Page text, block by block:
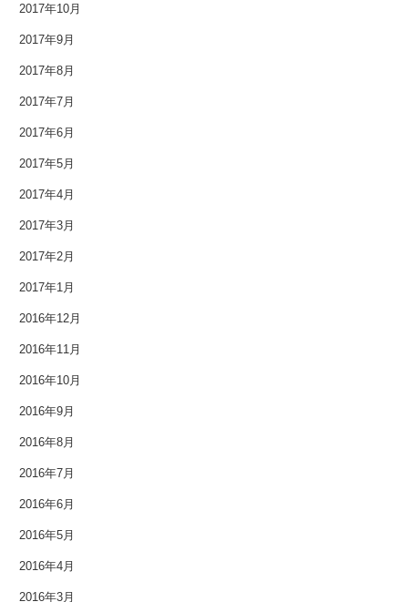
2017年10月
2017年9月
2017年8月
2017年7月
2017年6月
2017年5月
2017年4月
2017年3月
2017年2月
2017年1月
2016年12月
2016年11月
2016年10月
2016年9月
2016年8月
2016年7月
2016年6月
2016年5月
2016年4月
2016年3月